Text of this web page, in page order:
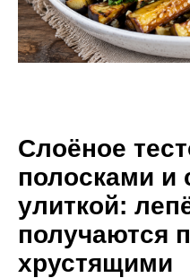
Слоёное
полосками и
улиткой:
получаются
хрустящими